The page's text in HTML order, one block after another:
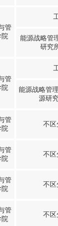
管
院
能源战略管
研究
管
院
能源战略管
源研
管
院
不区
管
院
不区
管
院
不区
管
院
不区